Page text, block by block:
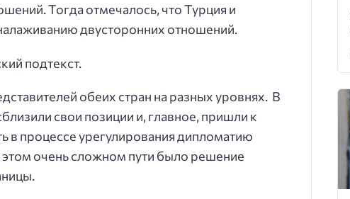
Тогда отмечалось, что Турция и
двусторонних отношений.
подтекст.
обеих стран на разных уровнях. В
свои позиции и, главное, пришли к
в процессе урегулирования дипломатию
очень сложном пути было решение